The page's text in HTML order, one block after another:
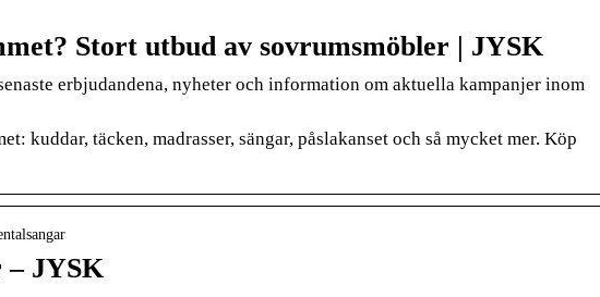
Stort utbud av sovrumsmöbler | JYSK
erbjudandena, nyheter och information om aktuella kampanjer inom
kuddar, täcken, madrasser, sängar, påslakanset och så mycket mer. Köp
– JYSK